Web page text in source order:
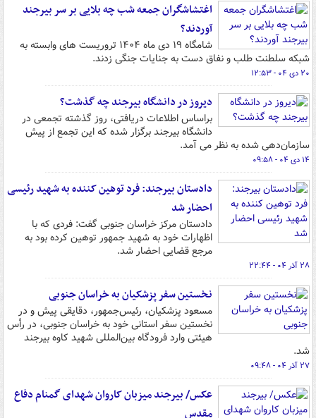
اغتشاشگران جمعه شب چه بلایی بر سر بیرجند
آوردند؟‌
شامگاه ۱۹ دی ماه ۱۴۰۴ تروریست های وابسته به
شبکه سلطنت طلب و نفاق دست به جنایات جنگی زدند.
۲۰ دی ۰۴ - ۱۲:۵۳
دیروز در دانشگاه بیرجند چه گذشت؟
براساس اطلاعات دریافتی، روز گذشته تجمعی در
دانشگاه بیرجند برگزار شده که این تجمع از پیش
سازمان‌دهی شده به نظر می آمد.
۱۴ دی ۰۴ - ۰۹:۵۸
دادستان بیرجند: فرد توهین کننده به شهید رئیسی
احضار شد
دادستان مرکز خراسان جنوبی گفت: فردی که با
اظهارات خود به شهید جمهور توهین کرده بود به
مرجع قضایی احضار شد.
۲۸ آذر ۰۴ - ۲۲:۴۴
نخستین سفر پزشکیان به خراسان جنوبی
مسعود پزشکیان، رئیس‌جمهور، دقایقی پیش و در
نخستین سفر استانی خود به خراسان جنوبی، در رأس
هیئتی وارد فرودگاه بین‌المللی شهید کاوه بیرجند
شد.
۲۷ آذر ۰۴ - ۰۹:۴۸
عکس/ بیرجند میزبان کاروان شهدای گمنام دفاع
مقدس